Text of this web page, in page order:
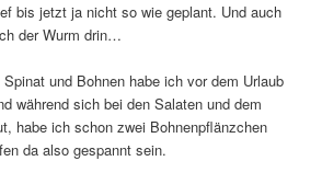
bis jetzt ja nicht so wie geplant. Und auch
der Wurm drin…
und Bohnen habe ich vor dem Urlaub
während sich bei den Salaten und dem
habe ich schon zwei Bohnenpflänzchen
da also gespannt sein.